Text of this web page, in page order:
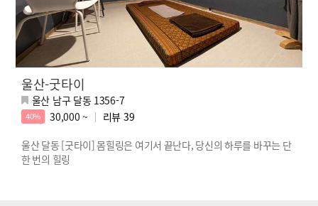
울산-굿타이
울산 남구 달동 1356-7
40% 30,000 ~ 리뷰 39
울산 달동 [굿타이] 몸힐링은 여기서 끝난다, 당신의 하루를 바꾸는 단
한 번의 힐링